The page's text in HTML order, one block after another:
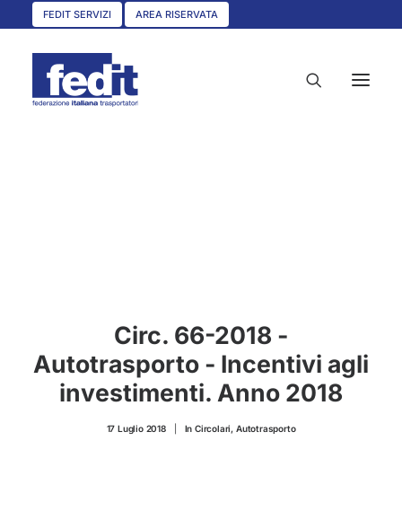
FEDIT SERVIZI AREA RISERVATA
CONVENZIONI
ASSOCIAZIONI TERRITORIALI
Circ. 66-2018 -
Autotrasporto - Incentivi agli
investimenti. Anno 2018
17 Luglio 2018 InCircolari, Autotrasporto